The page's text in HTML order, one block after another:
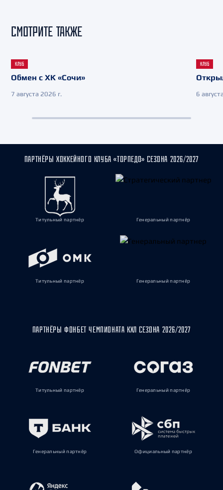
СМОТРИТЕ ТАКЖЕ
КЛУБ
Обмен с ХК «Сочи»
7 августа 2026 г.
КЛУБ
6
ПАРТНЁРЫ ХОККЕЙНОГО КЛУБА «ТОРПЕДО» СЕЗОНА 2026/2027
Титульный партнёр Генеральный партнёр
Титульный партнёр Генеральный партнёр
ПАРТНЁРЫ ФОНБЕТ ЧЕМПИОНАТА КХЛ СЕЗОНА 2026/2027
Титульный партнёр Генеральный партнёр
Генеральный партнёр Официальный партнёр